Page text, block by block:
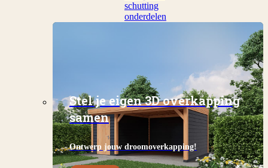
schutting
onderdelen
Stel je eigen 3D overkapping
samen
Ontwerp jouw droomoverkapping!